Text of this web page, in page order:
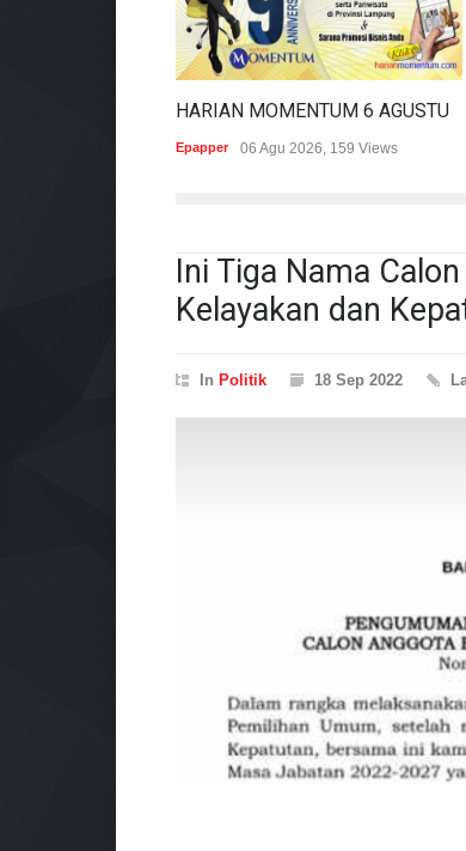
Epapper 06 Agu 2026, 159 Views
Ini Tiga Nama
Kelayakan dan
In Politik 18 Sep 2022